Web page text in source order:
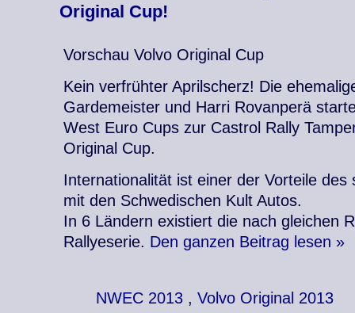
Original Cup!
Vorschau Volvo Original Cup
Kein verfrühter Aprilscherz! Die
Gardemeister und Harri Rovanperä
West Euro Cups zur Castrol Rally
Original Cup.
Internationalität ist einer der Vorteile des
mit den Schwedischen Kult Autos.
In 6 Ländern existiert die nach gleichen
Rallyeserie. Den ganzen Beitrag lesen »
NWEC 2013, Volvo Original 2013